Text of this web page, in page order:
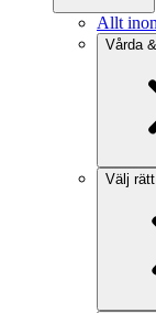
Allt
Vårda
Välj